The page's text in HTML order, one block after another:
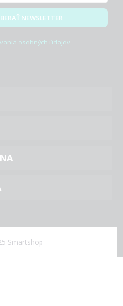
NEWSLETTER
osobných údajov
Smartshop